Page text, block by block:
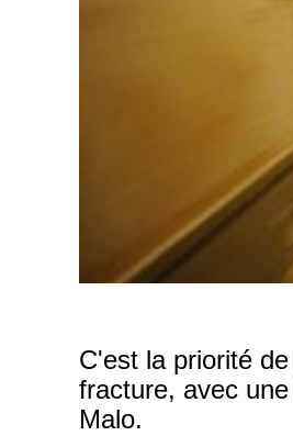
C'est la priorité
fracture, avec
Malo.